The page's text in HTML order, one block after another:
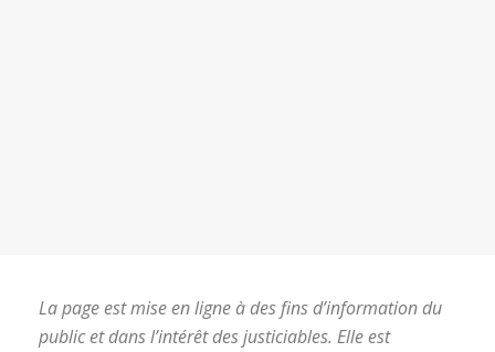
La page est mise en ligne à des fins d’information du
public et dans l’intérêt des justiciables. Elle est